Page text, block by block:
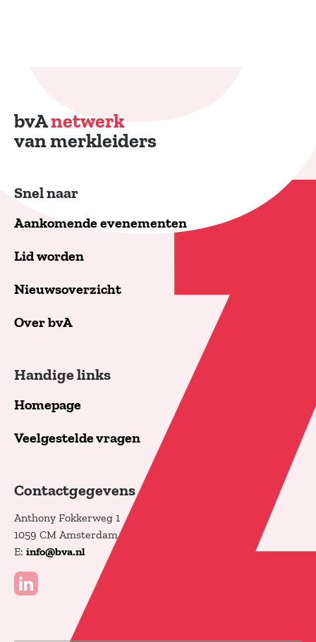
bvAnetwerk
van merkleiders
Snel naar
Aankomende evenementen
Lid worden
Nieuwsoverzicht
Over bvA
Handige links
Homepage
Veelgestelde vragen
Contactgegevens
Anthony Fokkerweg 1
1059 CM Amsterdam
E: info@bva.nl